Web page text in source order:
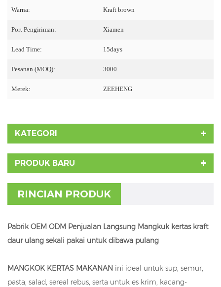
Warna: Kraft brown
Port Pengiriman: Xiamen
Lead Time: 15days
Pesanan (MOQ): 3000
Merek: ZEEHENG
KATEGORI
PRODUK BARU
RINCIAN PRODUK
Pabrik OEM ODM Penjualan Langsung Mangkuk kertas kraft
daur ulang sekali pakai untuk dibawa pulang
MANGKOK KERTAS MAKANAN ini ideal untuk sup, semur,
pasta, salad, sereal rebus, serta untuk es krim, kacang-